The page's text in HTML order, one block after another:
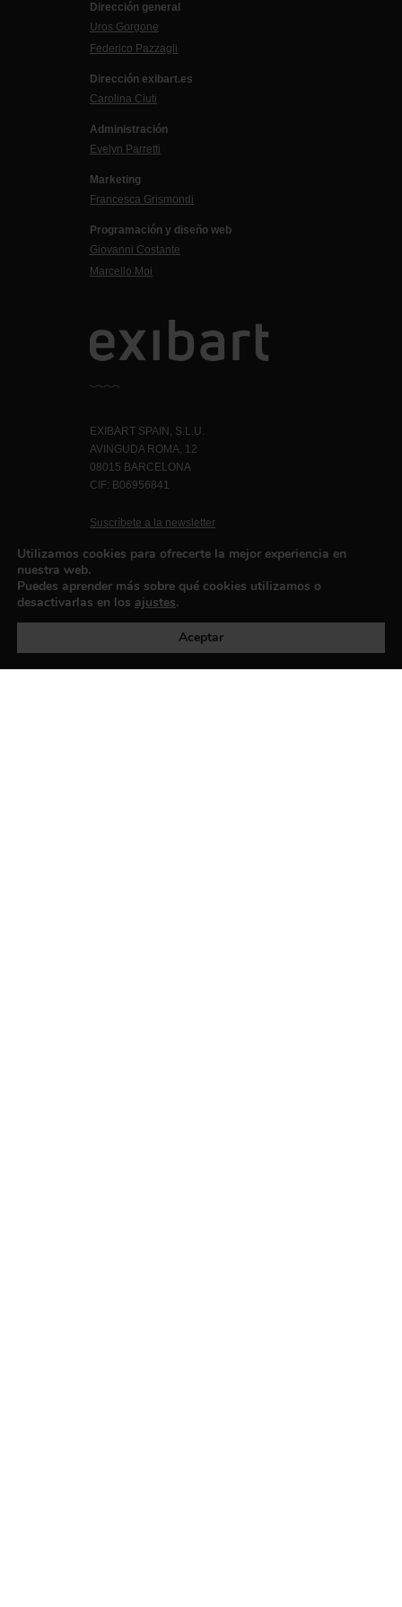
Dirección general
Uros Gorgone
Federico Pazzagli
Dirección exibart.es
Carolina Ciuti
Administración
Evelyn Parretti
Marketing
Francesca Grismondi
Programación y diseño web
Giovanni Costante
Marcello Moi
EXIBART SPAIN, S.L.U.
AVINGUDA ROMA, 12
08015 BARCELONA
CIF: B06956841
Suscríbete a la newsletter
Política de privacidad
Utilizamos cookies para ofrecerte la mejor experiencia en
nuestra web.
Puedes aprender más sobre qué cookies utilizamos o
desactivarlas en los ajustes.
Aceptar